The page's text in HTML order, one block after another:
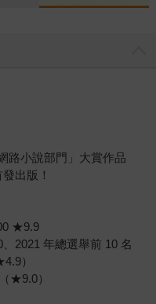
路小說部門」大賞作品
出版！
★9.9
2021 年總選舉前 10 名
）
★9.0）